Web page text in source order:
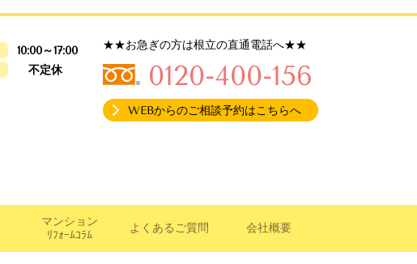
10:00～17:00
不定休
★★お急ぎの方は根立の直通電話へ★★
0120-400-156
WEBからのご相談予約はこちらへ
マンション
ﾘﾌｫｰﾑｺﾗﾑ
よくあるご質問 会社概要